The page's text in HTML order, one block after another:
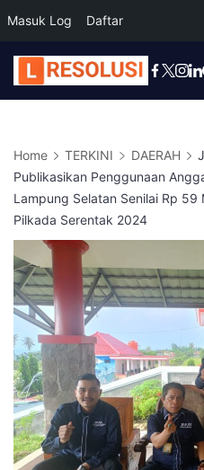
Masuk Log Daftar
Skip
to
Home TERKINI DAERAH
Publikasikan Penggunaan
Lampung Selatan Senilai Rp 59
Pilkada Serentak 2024